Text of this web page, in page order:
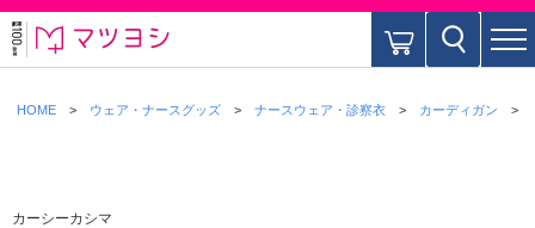
HOME ウェア・ナースグッズ ナースウェア・診察衣 カーディガン
カーシーカシマ